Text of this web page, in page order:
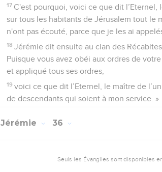
17 C'est pourquoi, voici ce que dit l’Eternel,
sur tous les habitants de Jérusalem tout le
n'ont pas écouté, parce que je les ai
18 Jérémie dit ensuite au clan des
Puisque vous avez obéi aux ordres de
et appliqué tous ses ordres,
19 voici ce que dit l’Eternel, le maître de
de descendants qui soient à mon service. »
Jérémie 36
Seuls les Évangiles sont disponibles